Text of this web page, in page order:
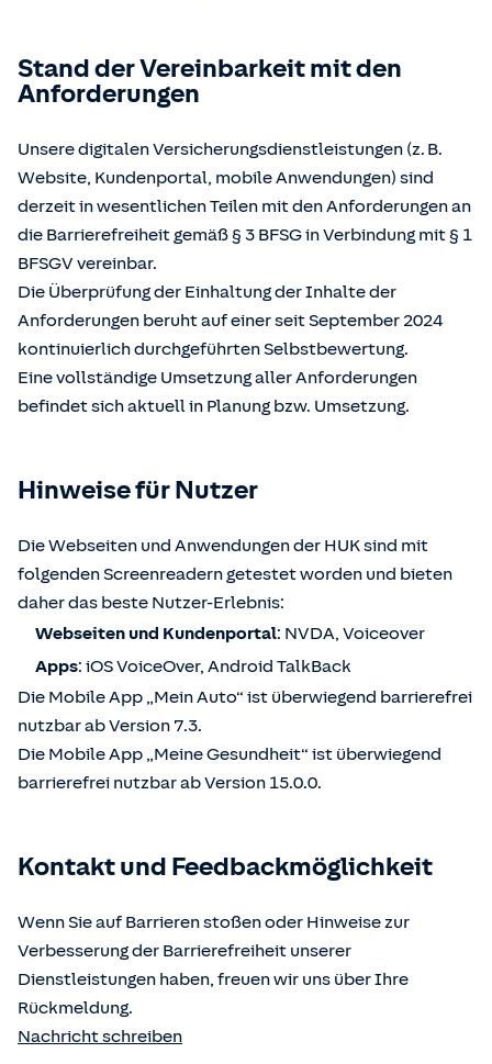
Stand der Vereinbarkeit mit den
Anforderungen
Unsere digitalen Versicherungsdienstleistungen (z. B.
Website, Kundenportal, mobile Anwendungen) sind
derzeit in wesentlichen Teilen mit den Anforderungen an
die Barrierefreiheit gemäß § 3 BFSG in Verbindung mit § 1
BFSGV vereinbar.
Die Überprüfung der Einhaltung der Inhalte der
Anforderungen beruht auf einer seit September 2024
kontinuierlich durchgeführten Selbstbewertung.
Eine vollständige Umsetzung aller Anforderungen
befindet sich aktuell in Planung bzw. Umsetzung.
Hinweise für Nutzer
Die Webseiten und Anwendungen der HUK sind mit
folgenden Screenreadern getestet worden und bieten
daher das beste Nutzer-Erlebnis:
Webseiten und Kundenportal: NVDA, Voiceover
Apps: iOS VoiceOver, Android TalkBack
Die Mobile App „Mein Auto“ ist überwiegend barrierefrei
nutzbar ab Version 7.3.
Die Mobile App „Meine Gesundheit“ ist überwiegend
barrierefrei nutzbar ab Version 15.0.0.
Kontakt und Feedbackmöglichkeit
Wenn Sie auf Barrieren stoßen oder Hinweise zur
Verbesserung der Barrierefreiheit unserer
Dienstleistungen haben, freuen wir uns über Ihre
Rückmeldung.
Nachricht schreiben